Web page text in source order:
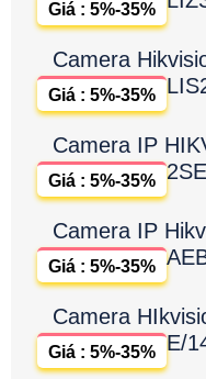
Giá : 5%-35%
Camera
Giá : 5%-35%
Camera IP
Giá : 5%-35%
Camera IP
Giá : 5%-35%
Camera
E/
Giá : 5%-35%